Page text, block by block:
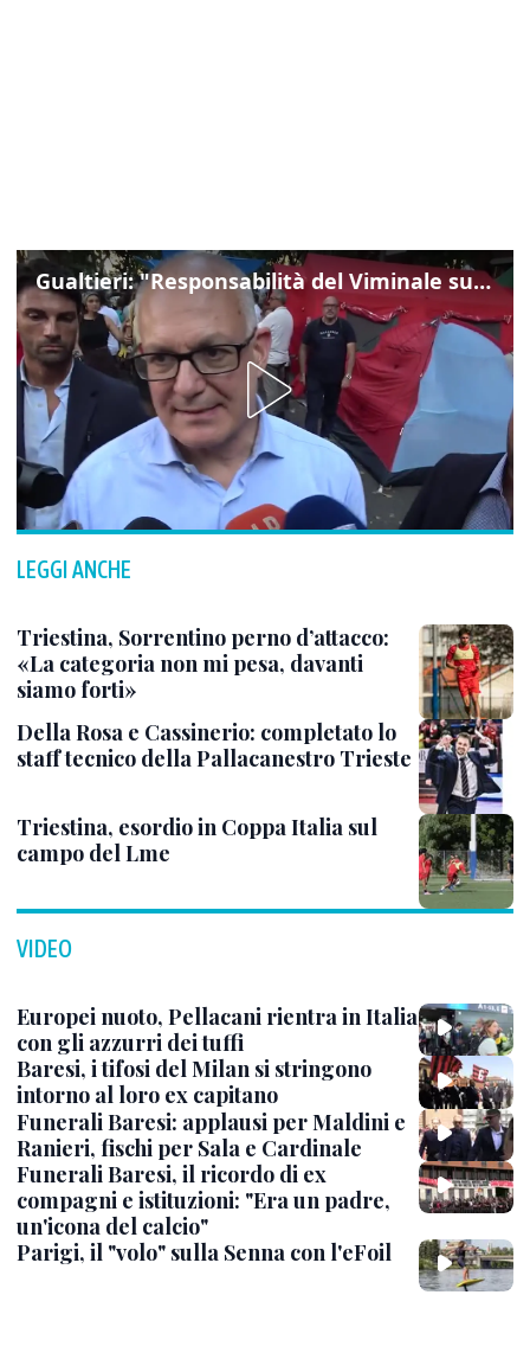
Gualtieri: "Responsabilità del Viminale su Spin Time? La posizione dei partiti è nota"
LEGGI ANCHE
Triestina, Sorrentino perno d’attacco:
«La categoria non mi pesa, davanti
siamo forti»
Della Rosa e Cassinerio: completato lo
staff tecnico della Pallacanestro Trieste
Triestina, esordio in Coppa Italia sul
campo del Lme
VIDEO
Europei nuoto, Pellacani rientra in Italia
con gli azzurri dei tuffi
Baresi, i tifosi del Milan si stringono
intorno al loro ex capitano
Funerali Baresi: applausi per Maldini e
Ranieri, fischi per Sala e Cardinale
Funerali Baresi, il ricordo di ex
compagni e istituzioni: "Era un padre,
un'icona del calcio"
Parigi, il "volo" sulla Senna con l'eFoil